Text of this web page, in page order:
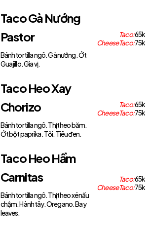
Taco Gà Nướng
Pastor
Bánh tortilla ngô. Gà nướng. Ớt
Guajillo. Gia vị.
Taco:65k
Cheese Taco:75k
Taco Heo Xay
Chorizo
Bánh tortilla ngô. Thịt heo băm.
Ớt bột paprika. Tỏi. Tiêu đen.
Taco:65k
Cheese Taco:75k
Taco Heo Hầm
Carnitas
Bánh tortilla ngô. Thịt heo xé nấu
chậm. Hành tây. Oregano. Bay
leaves.
Taco:65k
Cheese Taco:75k